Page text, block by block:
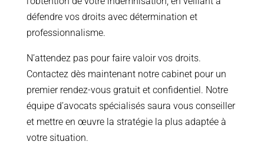
défendre vos droits avec détermination et
professionnalisme.
N’attendez pas pour faire valoir vos droits.
Contactez dès maintenant notre cabinet pour un
premier rendez-vous gratuit et confidentiel. Notre
équipe d’avocats spécialisés saura vous conseiller
et mettre en œuvre la stratégie la plus adaptée à
votre situation.